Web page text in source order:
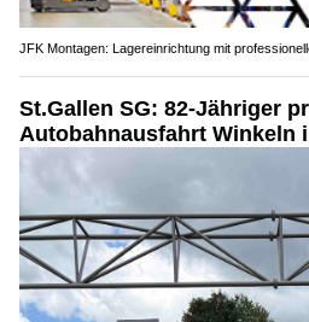
JFK Montagen: Lagereinrichtung mit
St.Gallen SG: 82-Jähriger
Autobahnausfahrt Winkeln